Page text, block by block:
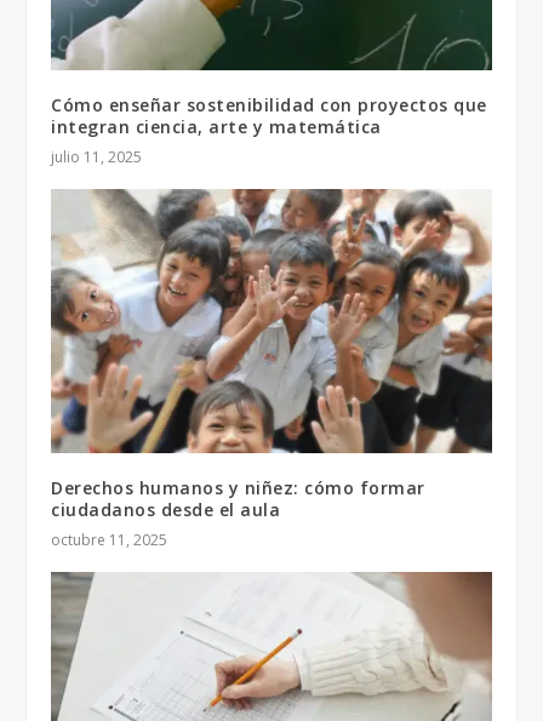
Cómo enseñar sostenibilidad con proyectos que
integran ciencia, arte y matemática
julio 11, 2025
Derechos humanos y niñez: cómo formar
ciudadanos desde el aula
octubre 11, 2025